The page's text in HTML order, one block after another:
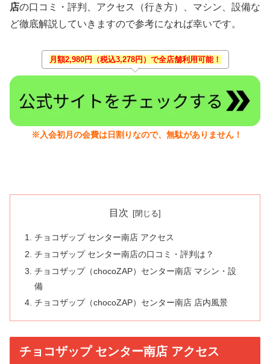
店の口コミ・評判、アクセス（行き方）、マシン、設備な
ど徹底解説していきますので参考になれば幸いです。
月額2,980円（税込3,278円）で全店舗利用可能！
※入会初月の会費は日割りなので、無駄がありません！
目次
チョコザップ センター南店 アクセス
チョコザップ センター南店の口コミ・評判は？
チョコザップ（chocoZAP）センター南店 マシン・設
備
チョコザップ（chocoZAP）センター南店 店内風景
チョコザップ センター南店 アクセス